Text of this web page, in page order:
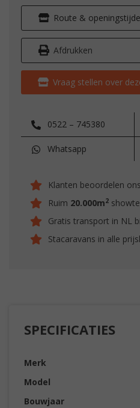
Route &
Afdrukken
Vraag stellen over
0522 – 745380
Whatsapp
Klanten beoordelen
Ruim 20.000m2
Gratis transport in NL
Stacaravans in alle
SPECIFICATIES
Merk
Model
Bouwjaar